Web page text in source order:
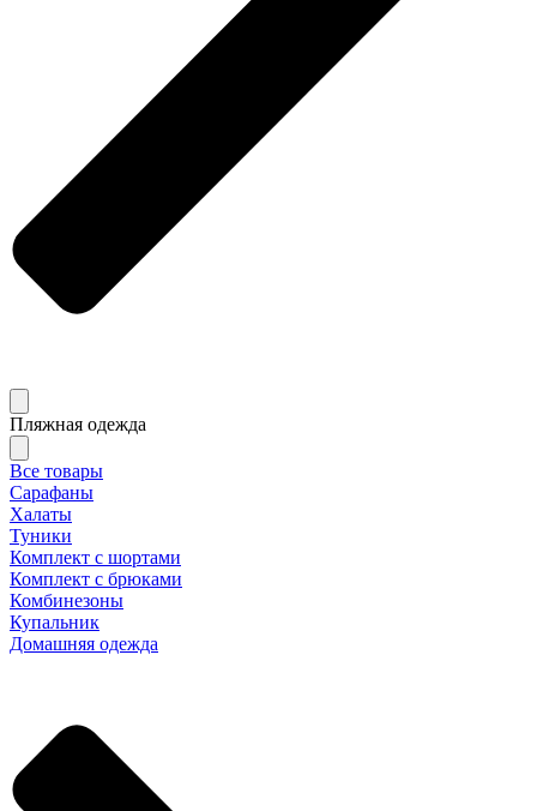
Пляжная одежда
Все товары
Сарафаны
Халаты
Туники
Комплект с шортами
Комплект с брюками
Комбинезоны
Купальник
Домашняя одежда